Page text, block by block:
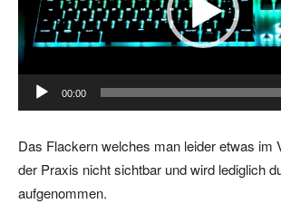
-
P
a
00:00
Das Flackern welches man leider etwas im
der Praxis nicht sichtbar und wird lediglich
aufgenommen.